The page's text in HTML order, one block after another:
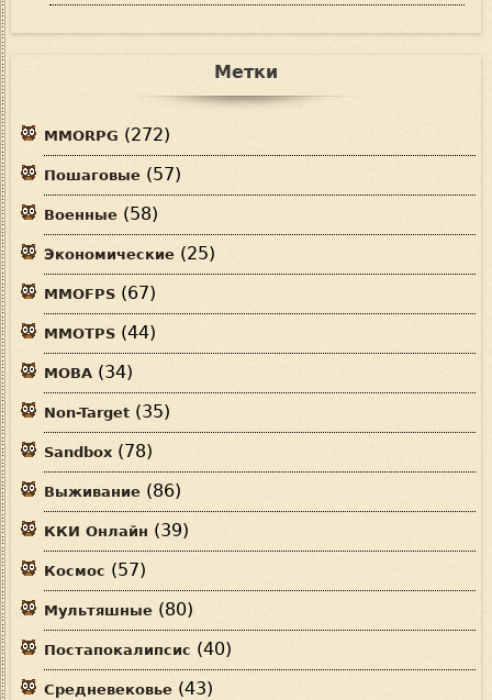
Метки
MMORPG (272)
Пошаговые (57)
Военные (58)
Экономические (25)
MMOFPS (67)
MMOTPS (44)
MOBA (34)
Non-Target (35)
Sandbox (78)
Выживание (86)
ККИ Онлайн (39)
Космос (57)
Мультяшные (80)
Постапокалипсис (40)
Средневековье (43)